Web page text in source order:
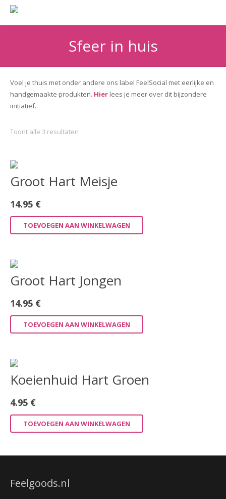
Sfeer in huis
Voel je thuis met onder andere ons label FeelSocial met eerlijke en
handgemaakte produkten. Hier lees je meer over dit bijzondere
initiatief.
Toont alle 3 resultaten
naar
laag
Groot Hart Meisje
14.95 €
TOEVOEGEN AAN WINKELWAGEN
Groot Hart Jongen
14.95 €
TOEVOEGEN AAN WINKELWAGEN
Koeienhuid Hart Groen
4.95 €
TOEVOEGEN AAN WINKELWAGEN
Feelgoods.nl